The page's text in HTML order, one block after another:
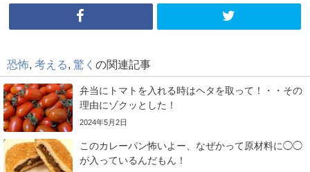
恐怖 考える 驚く の関連記事
弁当にトマトを入れる時はヘタを取って！・・その
理由にゾクッとした！
2024年5月2日
このカレーパン怖いよー、なぜかって原材料に◯◯
が入っているんだもん！